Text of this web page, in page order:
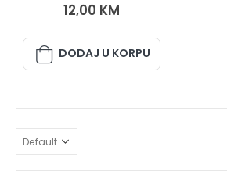
12,00 KM
DODAJ U KORPU